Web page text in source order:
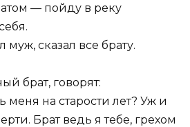
— пойду в реку
сказал все брату.
брат, говорят:
меня на старости лет? Уж и
Брат ведь я тебе, грехом